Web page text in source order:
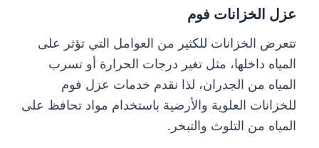
عزل الخزانات فوم
تتعرض الخزانات للكثير من العوامل التي تؤثر على
المياه داخلها، مثل تغير درجات الحرارة أو تسرب
المياه من الجدران، لذا نقدم خدمات عزل فوم
للخزانات العلوية والأرضية باستخدام مواد تحافظ على
المياه من التلوث والتبخر.